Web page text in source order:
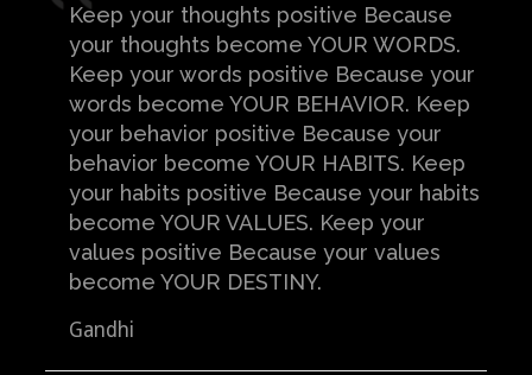
Keep your thoughts positive Because
your thoughts become YOUR WORDS.
Keep your words positive Because your
words become YOUR BEHAVIOR. Keep
your behavior positive Because your
behavior become YOUR HABITS. Keep
your habits positive Because your habits
become YOUR VALUES. Keep your
values positive Because your values
become YOUR DESTINY.
Gandhi